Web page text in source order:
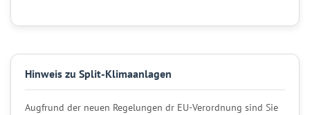
Hinweis zu Split-Klimaanlagen
Augfrund der neuen Regelungen dr EU-Verordnung sind Sie